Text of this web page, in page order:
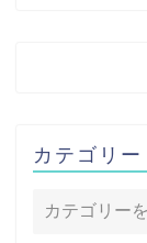
カテゴリー